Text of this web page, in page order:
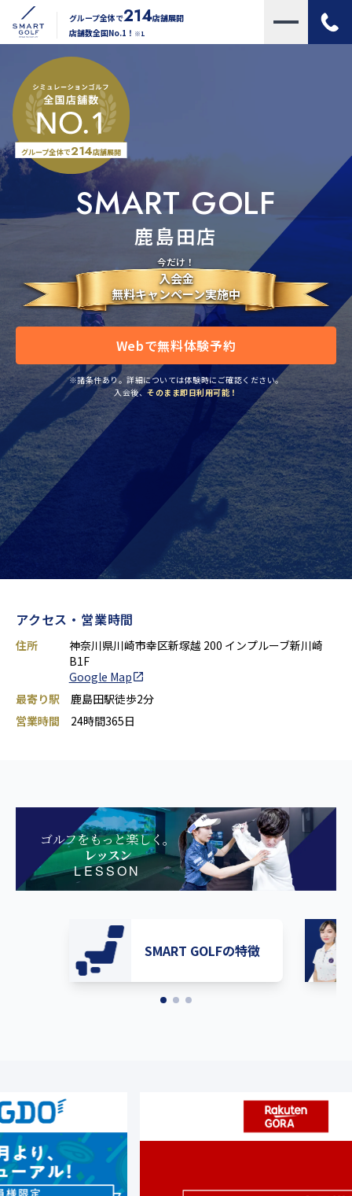
グループ全体で214店舗展開
店舗数全国No.1！ ※1
グループ全体で214店舗展開
SMART GOLF
鹿島田店
今だけ！
入会金
無料キャンペーン実施中
Webで無料体験予約
※諸条件あり。詳細については体験時にご確認ください。
入会後、そのまま即日利用可能！
アクセス・営業時間
住所
神奈川県川崎市幸区新塚越 200 インプルーブ新川崎
B1F
Google Map
最寄り駅
鹿島田駅徒歩2分
営業時間
24時間365日
ゴルフをもっと楽しく。
レッスン
LESSON
SMART GOLFの特徴